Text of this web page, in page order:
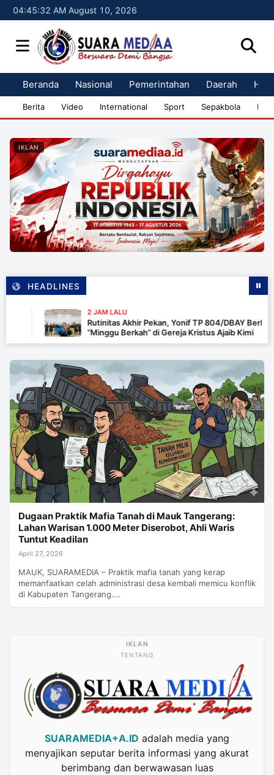
04:45:32 AM August 10, 2026
Beranda Nasional Pemerintahan Daerah
Berita Video International Sport Sepakbola
IKLAN
HEADLINES
2 JAM LALU
Rutinitas Akhir Pekan, Yonif TP 804/DBAY Berbagi
“Minggu Berkah” di Gereja Kristus Ajaib Kimi
Dugaan Praktik Mafia Tanah di Mauk Tangerang:
Lahan Warisan 1.000 Meter Diserobot, Ahli Waris
Tuntut Keadilan
April 27, 2026
MAUK, SUARAMEDIA – Praktik mafia tanah yang kerap
memanfaatkan celah administrasi desa kembali memicu konflik
di Kabupaten Tangerang.…
TENTANG
SUARAMEDIA+A.ID adalah media yang
menyajikan seputar berita informasi yang akurat
berimbang dan berwawasan luas